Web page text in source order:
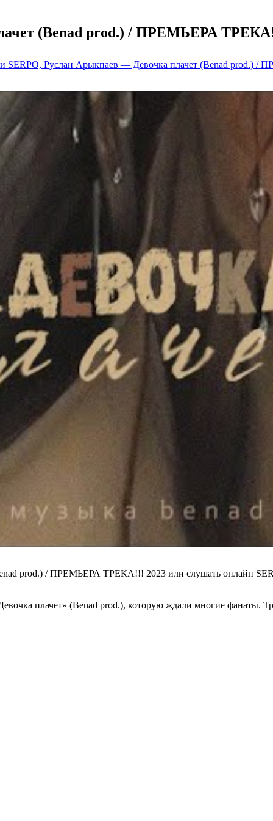
(Benad prod.) / ПРЕМЬЕРА
SERPO, Руслан Арыкпаев — Девочка плачет (Benad prod.)
prod.) / ПРЕМЬЕРА ТРЕКА!!! 2023 или слушать онлайн
плачет» (Benad prod.), которую ждали многие фанаты.